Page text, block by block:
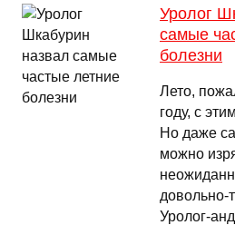
Уролог
самые
болезни
Лето,
году, с
Но даже
можно
довольно-
Уролог-